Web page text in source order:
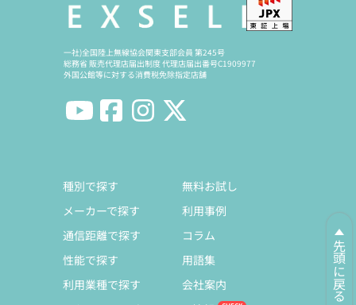
先頭に戻る
一社)全国陸上無線協会関東支部会員 第245号
総務省 販売代理店届出制度 代理店届出番号C1909977
外国公館等に対する消費税免除指定店舗
種別で探す
メーカーで探す
通信距離で探す
性能で探す
利用業種で探す
無料お試し
利用事例
コラム
用語集
会社案内